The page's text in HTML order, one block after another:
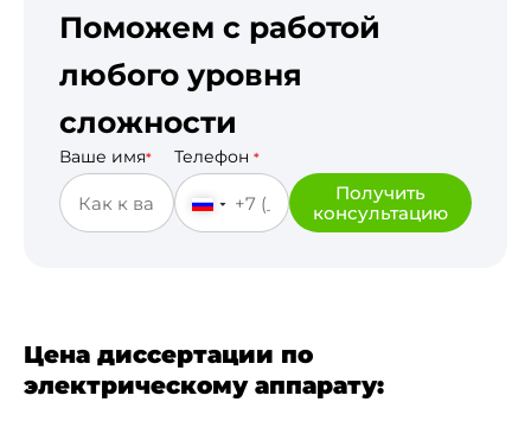
Поможем с работой
любого уровня
сложности
Ваше имя* Телефон *
Получить
консультацию
Цена диссертации по
электрическому аппарату: